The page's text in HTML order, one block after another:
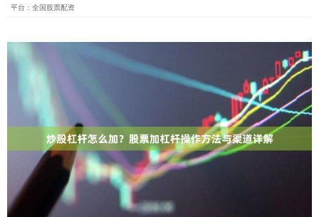
平台：全国股票配资